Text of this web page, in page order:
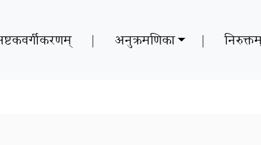
| अनुक्रमणिका |